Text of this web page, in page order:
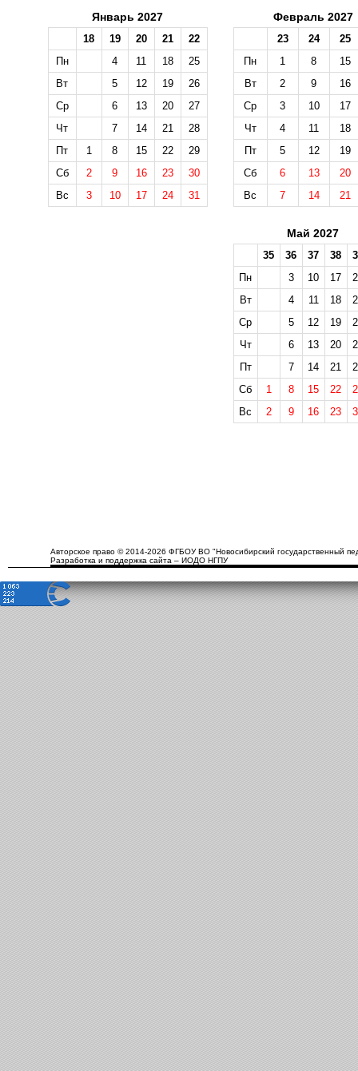
Январь 2027
18 19 20 21
22
Пн
4 11 18
25
Вт
5 12 19
26
Ср
6 13 20
27
Чт
7 14 21
28
Пт
1 8 15 22
29
Сб
2 9 16 23
30
Вс
3 10 17 24 31
Февраль 2027
23 24
25
Пн
1 8
15
Вт
2 9
16
Ср
3 10
17
Чт
4 11
18
Пт
5 12
19
Сб
6 13
20
Вс
7 14 21
Май 2027
35 36 37 38
Пн
3 10 17
Вт
4 11 18
Ср
5 12 19
Чт
6 13 20
Пт
7 14 21
Сб
1 8 15 22
Вс
2 9 16 23
Авторское право © 2014-2026 ФГБОУ ВО "Новосибирский государственный
Разработка и поддержка сайта – ИОДО НГПУ